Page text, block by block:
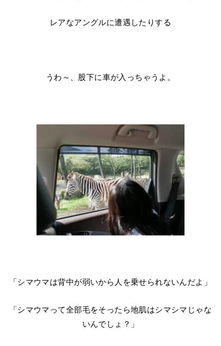
レアなアングルに遭遇したりする
うわ～、股下に車が入っちゃうよ。
「シマウマは背中が弱いから人を乗せられないんだよ」
「シマウマって全部毛をそったら地肌はシマシマじゃな
いんでしょ？」